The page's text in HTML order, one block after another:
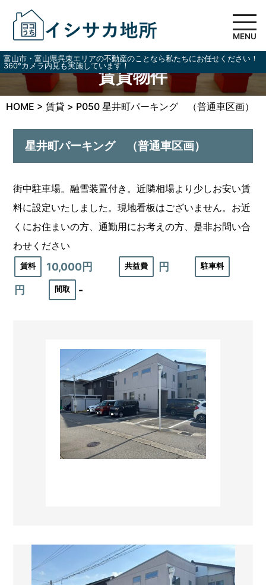
MENU
富山市・富山県呉東エリアの不動産のことなら私たちにお任せください！
360°カメラ内見も実施しています！
賃貸物件
HOME > 賃貸 > P050 星井町パーキング （普通車区画）
星井町パーキング （普通車区画）
街中駐車場。融雪装置付き。近隣相場より少しお安い賃
料に設定いたしました。現地看板はございません。お近
くにお住まいの方、通勤用にお考えの方、是非お問い合
わせください
賃料 10,000円 共益費 円 駐車料
円 間取 -